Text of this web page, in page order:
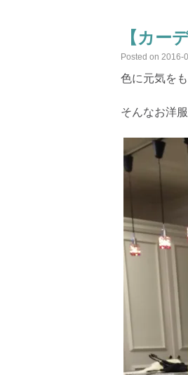
【カー
Posted on 2016-
色に元気をも
そんなお洋